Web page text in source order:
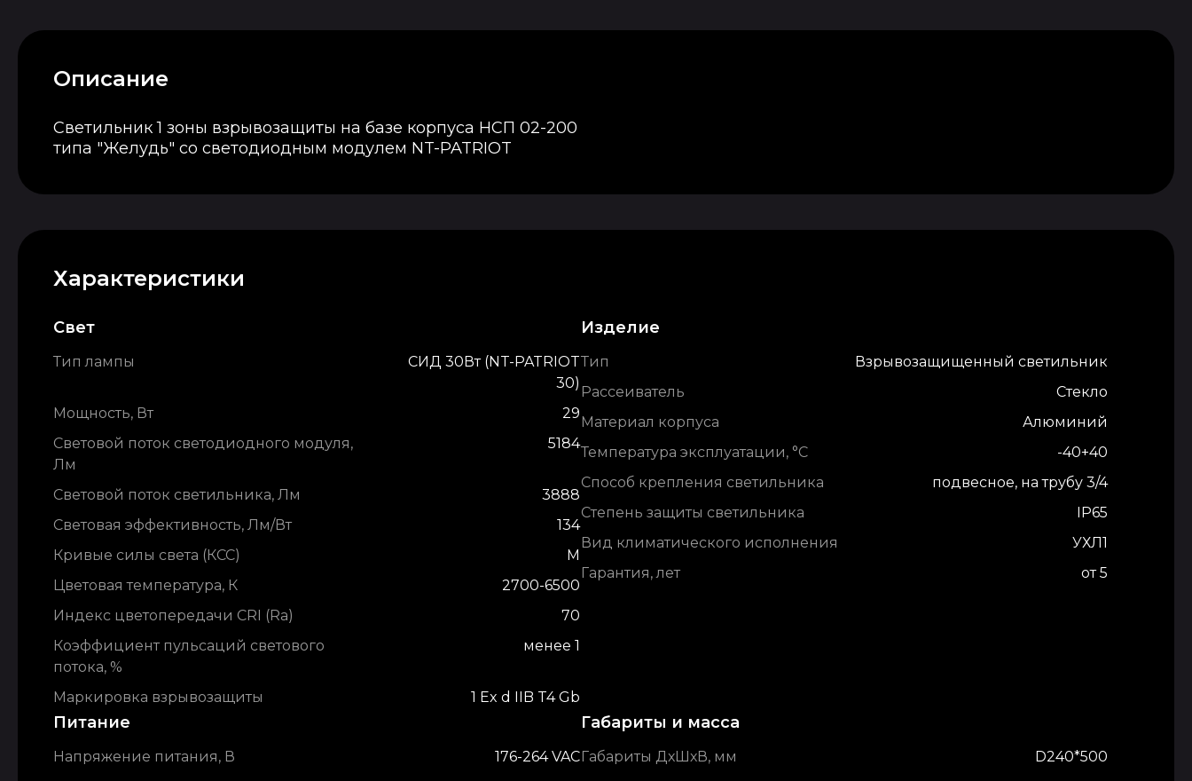
Описание
Светильник 1 зоны взрывозащиты на базе корпуса НСП 02-200
типа "Желудь" со светодиодным модулем NT-PATRIOT
Характеристики
Свет
Тип лампы
СИД 30Вт (NT-PATRIOT
30)
Мощность, Вт
29
Световой поток светодиодного модуля,
Лм
5184
Световой поток светильника, Лм
3888
Световая эффективность, Лм/Вт
134
Кривые силы света (КСС)
М
Цветовая температура, К
2700-6500
Индекс цветопередачи CRI (Ra)
70
Коэффициент пульсаций светового
потока, %
менее 1
Маркировка взрывозащиты 1 Ex d IIB T4 Gb
Изделие
Тип
Взрывозащищенный светильник
Рассеиватель
Стекло
Материал корпуса
Алюминий
Температура эксплуатации, °С
-40+40
Способ крепления светильника
подвесное, на трубу 3/4
Степень защиты светильника
IP65
Вид климатического исполнения
УХЛ1
Гарантия, лет
от 5
Питание
Напряжение питания, В
176-264 VAC
Габариты и масса
Габариты ДхШхВ, мм
D240*500